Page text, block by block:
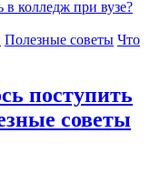
Полезные советы Что
поступить
советы